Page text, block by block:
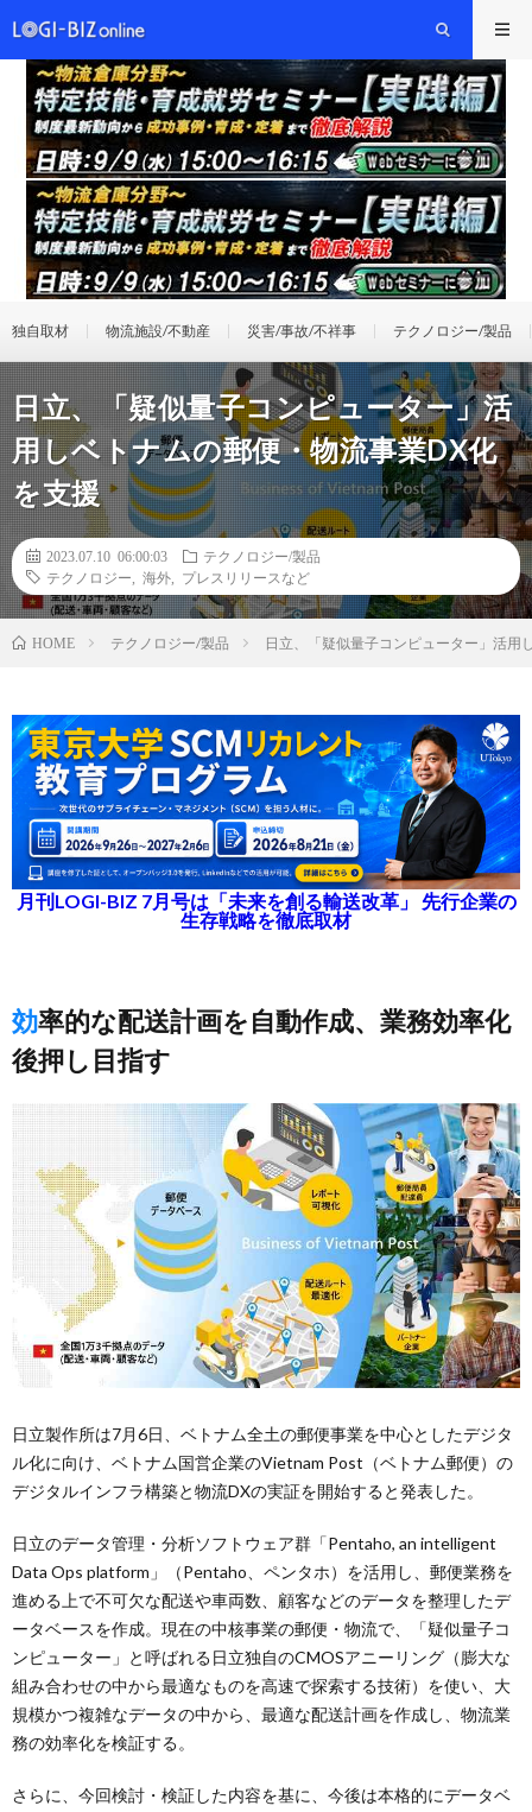
独自取材 物流施設/不動産 災害/事故/不祥事 テクノロジー/製品
日立、「疑似量子コンピューター」活
用しベトナムの郵便・物流事業DX化
を支援
2023.07.10 06:00:03
テクノロジー/製品
テクノロジー
海外 プレスリリースなど
HOME テクノロジー/製品 日立、「疑似量子コンピューター」活用
月刊LOGI-BIZ 7月号は「未来を創る輸送改革」 先行企業の
生存戦略を徹底取材
効率的な配送計画を自動作成、業務効率化
後押し目指す
日立製作所は7月6日、ベトナム全土の郵便事業を中心としたデジタ
ル化に向け、ベトナム国営企業のVietnam Post（ベトナム郵便）の
デジタルインフラ構築と物流DXの実証を開始すると発表した。
日立のデータ管理・分析ソフトウェア群「Pentaho, an intelligent
Data Ops platform」（Pentaho、ペンタホ）を活用し、郵便業務を
進める上で不可欠な配送や車両数、顧客などのデータを整理したデ
ータベースを作成。現在の中核事業の郵便・物流で、「疑似量子コ
ンピューター」と呼ばれる日立独自のCMOSアニーリング（膨大な
組み合わせの中から最適なものを高速で探索する技術）を使い、大
規模かつ複雑なデータの中から、最適な配送計画を作成し、物流業
務の効率化を検証する。
さらに、今回検討・検証した内容を基に、今後は本格的にデータベ